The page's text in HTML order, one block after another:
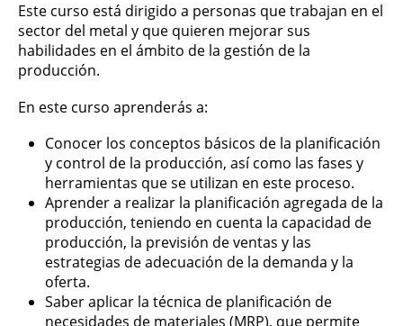
Este curso está dirigido a personas que trabajan en el
sector del metal y que quieren mejorar sus
habilidades en el ámbito de la gestión de la
producción.
En este curso aprenderás a:
Conocer los conceptos básicos de la planificación
y control de la producción, así como las fases y
herramientas que se utilizan en este proceso.
Aprender a realizar la planificación agregada de la
producción, teniendo en cuenta la capacidad de
producción, la previsión de ventas y las
estrategias de adecuación de la demanda y la
oferta.
Saber aplicar la técnica de planificación de
necesidades de materiales (MRP), que permite